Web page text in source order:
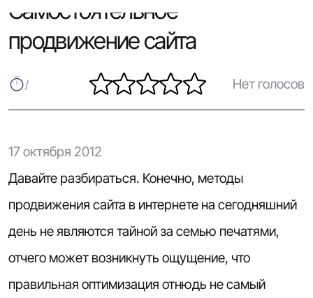
Самостоятельное
продвижение сайта
Нет голосов
17 октября 2012
Давайте разбираться. Конечно, методы
продвижения сайта в интернетена сегодняшний
день не являются тайной за семью печатями,
отчего может возникнуть ощущение, что
правильная оптимизация отнюдь не самый